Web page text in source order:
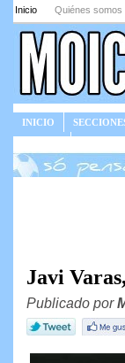
Inicio Quiénes somos
INICIO
Javi
Publicado por